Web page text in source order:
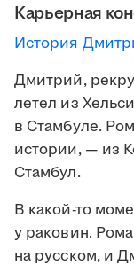
Карьерная
История
Дмитрий,
летел из
в Стамбуле.
истории, — из
Стамбул.
В какой-то
у раковин.
на русском, и